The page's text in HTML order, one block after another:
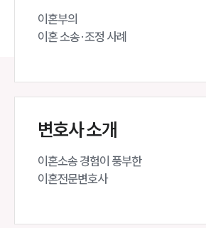
세미나
대륜법률상담예약
대륜법률상담예약
이혼부의
이혼 소송·조정 사례
변호사 소개
이혼소송 경험이 풍부한
이혼전문변호사